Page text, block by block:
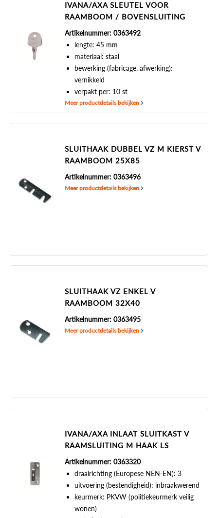
IVANA/AXA SLEUTEL VOOR
RAAMBOOM / BOVENSLUITING
Artikelnummer: 0363492
lengte: 45 mm
materiaal: staal
bewerking (fabricage, afwerking):
vernikkeld
verpakt per: 10 st
Meer productdetails bekijken
SLUITHAAK DUBBEL VZ M KIERST V
RAAMBOOM 25X85
Artikelnummer: 0363496
Meer productdetails bekijken
SLUITHAAK VZ ENKEL V
RAAMBOOM 32X40
Artikelnummer: 0363495
Meer productdetails bekijken
IVANA/AXA INLAAT SLUITKAST V
RAAMSLUITING M HAAK LS
Artikelnummer: 0363320
draairichting (Europese NEN-EN): 3
uitvoering (bestendigheid): inbraakwerend
keurmerk: PKVW (politiekeurmerk veilig
wonen)